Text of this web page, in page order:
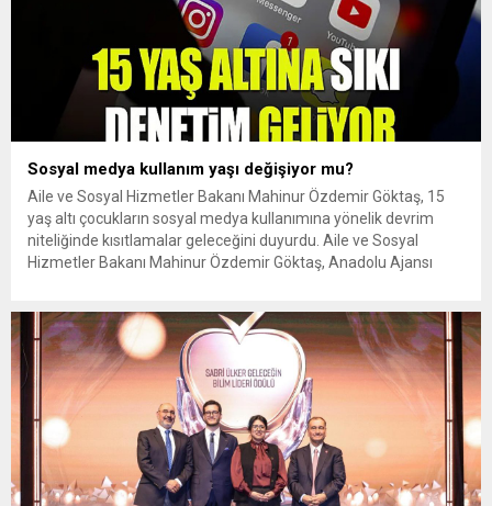
Sosyal medya kullanım yaşı değişiyor mu?
Aile ve Sosyal Hizmetler Bakanı Mahinur Özdemir Göktaş, 15
yaş altı çocukların sosyal medya kullanımına yönelik devrim
niteliğinde kısıtlamalar geleceğini duyurdu. Aile ve Sosyal
Hizmetler Bakanı Mahinur Özdemir Göktaş, Anadolu Ajansı
eylem planının detaylarını kamuoyuyla...